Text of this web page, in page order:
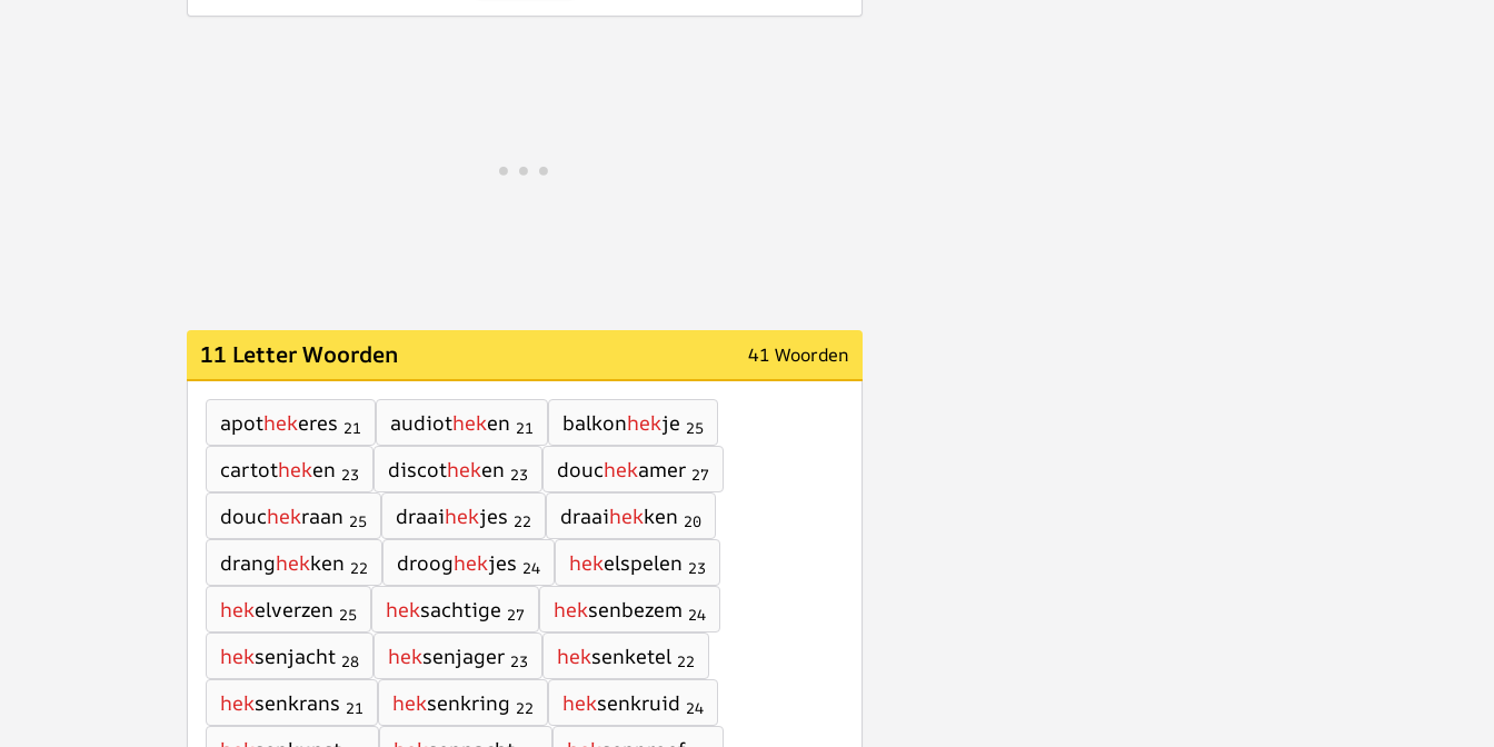
11 Letter Woorden 41 Woorden
apothekeres 21 audiotheken 21 balkonhekje 25
cartotheken 23 discotheken 23 douchekamer 27
douchekraan 25 draaihekjes 22 draaihekken 20
dranghekken 22 drooghekjes 24 hekelspelen 23
hekelverzen 25 heksachtige 27 heksenbezem 24
heksenjacht 28 heksenjager 23 heksenketel 22
heksenkrans 21 heksenkring 22 heksenkruid 24